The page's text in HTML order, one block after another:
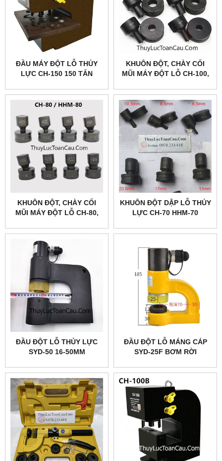
ĐẦU MÁY ĐỘT LỖ THỦY
LỰC CH-150 150 TẤN
KHUÔN ĐỘT, CHÀY CỐI
MŨI MÁY ĐỘT LỖ CH-100,
KHUÔN ĐỘT, CHÀY CỐI
MŨI MÁY ĐỘT LỖ CH-80,
KHUÔN ĐỘT DẬP LỖ THỦY
LỰC CH-70 HHM-70
ĐẦU ĐỘT LỖ THỦY LỰC
SYD-50 16-50MM
ĐẦU ĐỘT LỖ MÁNG CÁP
SYD-25F BƠM RỜI